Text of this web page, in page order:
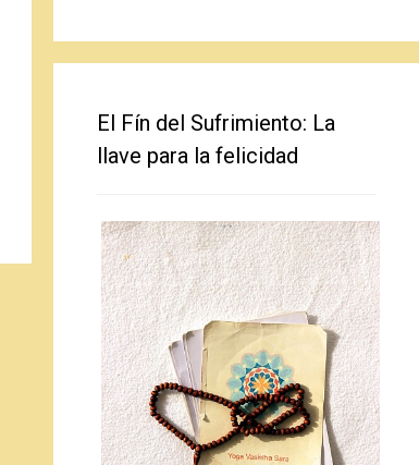
El Fín del Sufrimiento: La
llave para la felicidad